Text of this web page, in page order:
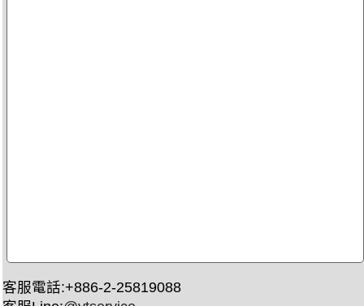
客服電話:+886-2-25819088